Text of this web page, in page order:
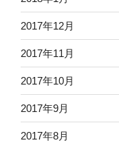
2017年12月
2017年11月
2017年10月
2017年9月
2017年8月